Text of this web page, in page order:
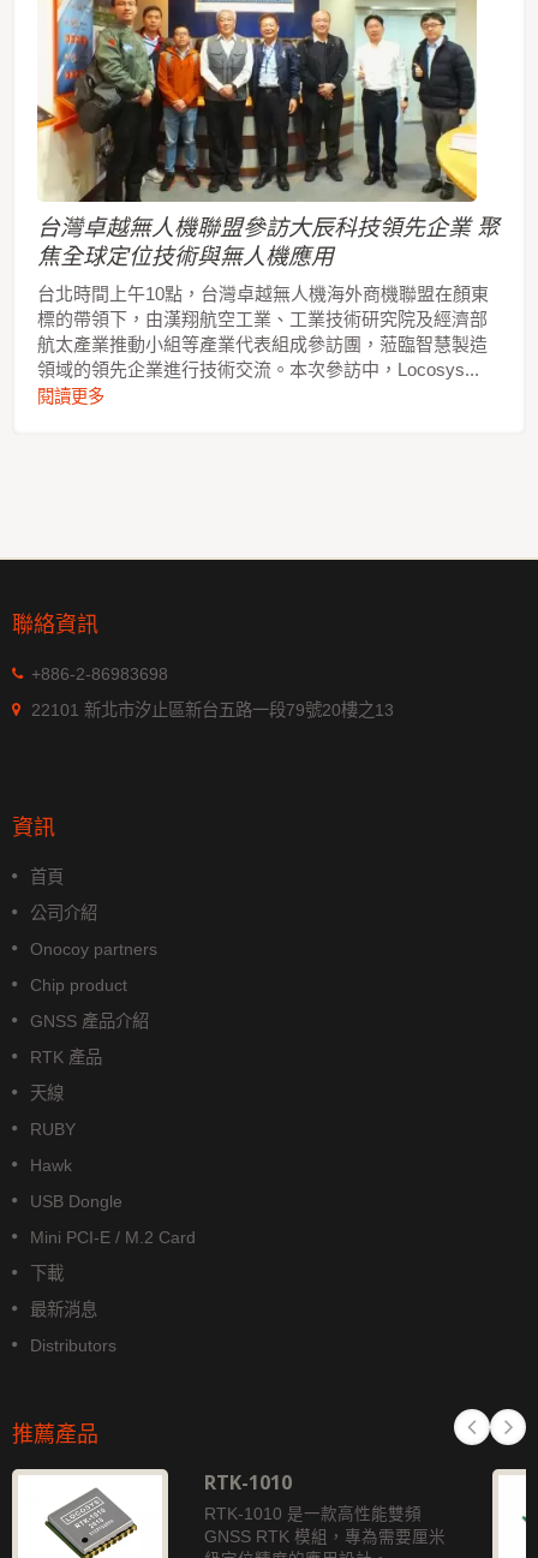
台灣卓越無人機聯盟參訪大辰科技領先企業 聚
焦全球定位技術與無人機應用
台北時間上午10點，台灣卓越無人機海外商機聯盟在顏東
標的帶領下，由漢翔航空工業、工業技術研究院及經濟部
航太產業推動小組等產業代表組成參訪團，蒞臨智慧製造
領域的領先企業進行技術交流。本次參訪中，Locosys...
閱讀更多
聯絡資訊
+886-2-86983698
22101 新北市汐止區新台五路一段79號20樓之13
資訊
首頁
公司介紹
Onocoy partners
Chip product
GNSS 產品介紹
RTK 產品
天線
RUBY
Hawk
USB Dongle
Mini PCI-E / M.2 Card
下載
最新消息
Distributors
推薦產品
RTK-1010
RTK-1010 是一款高性能雙頻
GNSS RTK 模組，專為需要厘米